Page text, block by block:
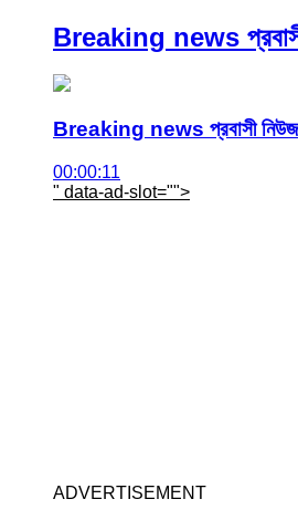
Breaking news
Breaking news প্রবাসী নিউজ
00:00:11
" data-ad-slot="">
ADVERTISEMENT